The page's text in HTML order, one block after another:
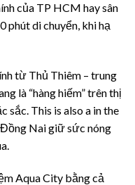
của TP HCM hay sân
phút di chuyển, khi hạ
từ Thủ Thiêm – trung
là “hàng hiếm” trên thị
sắc. This is also a in the
Nai giữ sức nóng
Aqua City bằng cả